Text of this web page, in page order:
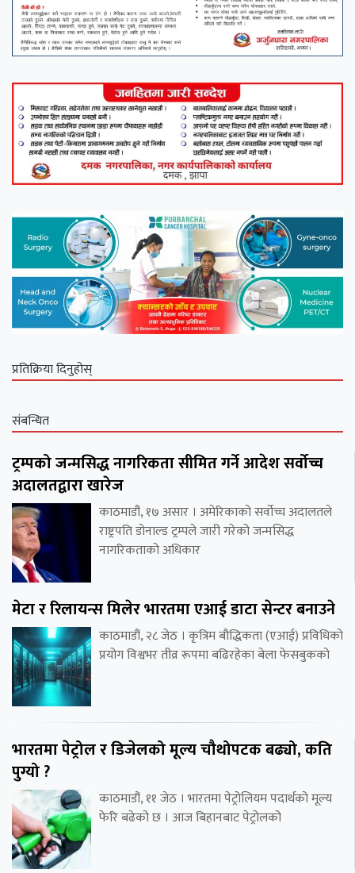
प्रतिक्रिया दिनुहोस्
संबन्धित
ट्रम्पको जन्मसिद्ध नागरिकता सीमित गर्ने आदेश सर्वोच्च
अदालतद्वारा खारेज
काठमाडौं, १७ असार । अमेरिकाको सर्वोच्च अदालतले
राष्ट्रपति डोनाल्ड ट्रम्पले जारी गरेको जन्मसिद्ध
नागरिकताको अधिकार
मेटा र रिलायन्स मिलेर भारतमा एआई डाटा सेन्टर बनाउने
काठमाडौं, २८ जेठ । कृत्रिम बौद्धिकता (एआई) प्रविधिको
प्रयोग विश्वभर तीव्र रूपमा बढिरहेका बेला फेसबुकको
भारतमा पेट्रोल र डिजेलको मूल्य चौथोपटक बढ्यो, कति
पुग्यो ?
काठमाडौं, ११ जेठ । भारतमा पेट्रोलियम पदार्थको मूल्य
फेरि बढेको छ । आज बिहानबाट पेट्रोलको